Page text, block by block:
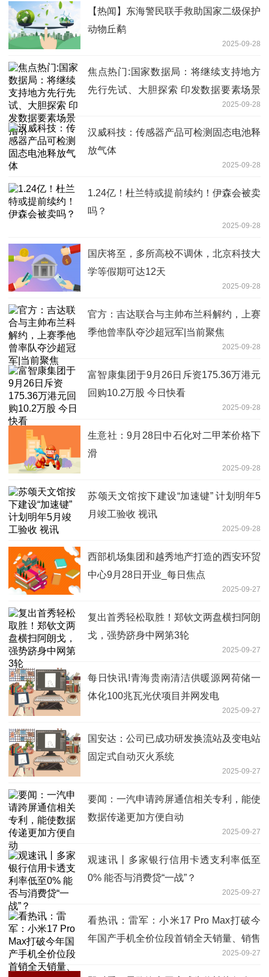
【热闻】东海警民联手救助国家二级保护
动物丘鹬
2025-09-28
焦点热门:国家数据局：将继续支持地方
先行先试、大胆探索 印发数据要素场景
2025-09-28
汉威科技：传感器产品可检测固态电池释
放气体
2025-09-28
1.24亿！杜兰特或提前续约！伊森会被卖
吗？
2025-09-28
国庆将至，多所高校不调休，北京科技大
学等假期可达12天
2025-09-28
官方：吉达联合与主帅布兰科解约，上赛
季他曾率队夺沙超冠军|当前聚焦
2025-09-28
富智康集团于9月26日斥资175.36万港元
回购10.2万股 今日快看
2025-09-28
生意社：9月28日中石化对二甲苯价格下
滑
2025-09-28
苏颂天文馆按下建设“加速键” 计划明年5
月竣工验收 视讯
2025-09-28
西部机场集团和越秀地产打造的西安环贸
中心9月28日开业_每日焦点
2025-09-27
复出首秀轻松取胜！郑钦文两盘横扫阿朗
戈，强势跻身中网第3轮
2025-09-27
每日快讯!青海贵南清洁供暖源网荷储一
体化100兆瓦光伏项目并网发电
2025-09-27
国安达：公司已成功研发换流站及变电站
固定式自动灭火系统
2025-09-27
要闻：一汽申请跨屏通信相关专利，能使
数据传递更加方便自动
2025-09-27
观速讯丨多家银行信用卡透支利率低至
0% 能否与消费贷“一战”？
2025-09-27
看热讯：雷军：小米17 Pro Max打破今
年国产手机全价位段首销全天销量、销售
2025-09-27